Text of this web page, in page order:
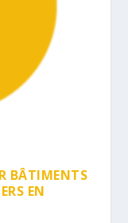
BÂTIMENTS
EN